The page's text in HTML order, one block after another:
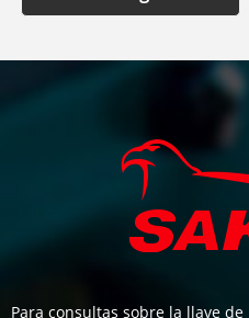
Para consultas sobre la llave